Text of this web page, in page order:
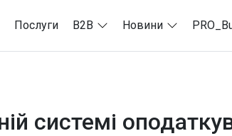
Послуги B2B Новини
системі